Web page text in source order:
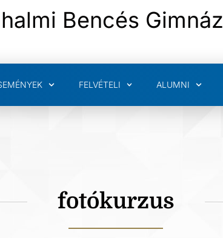
Bencés
FELVÉTELI ALUMNI
fotókurzus